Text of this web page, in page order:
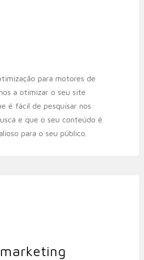
para motores de
a otimizar o seu site
é fácil de pesquisar nos
e que o seu conteúdo é
para o seu público.